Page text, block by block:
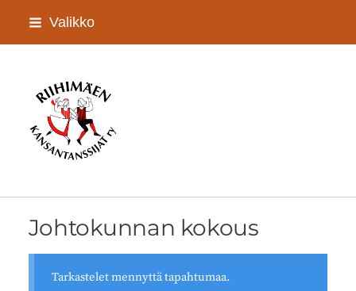
Siirry
Valikko
Riihimäen Kansantanssijat ry
Johtokunnan kokous
Tarkastelet mennyttä tapahtumaa.